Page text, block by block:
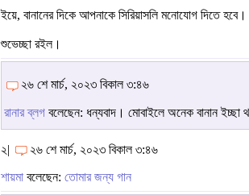
ইয়ে, বানানের দিকে আপনাকে সিরিয়াসলি মনোযোগ দিতে
শুভেচ্ছা রইল।
২৬ শে মার্চ, ২০২৩ বিকাল ৩:৪৬
রানার ব্লগ বলেছেন: ধন্যবাদ। মোবাইলে অনেক বানান ইচ্ছা
২| ২৬ শে মার্চ, ২০২৩ বিকাল ৩:৪৬
শায়মা বলেছেন: তোমার জন্য গান